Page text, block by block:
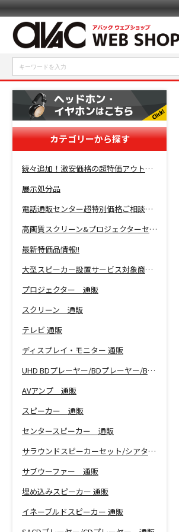
カテゴリーから探す
続々追加！激安価格の超特価アウトレットセール開催！
展示処分品
電話通販センター超特別価格ご相談コーナー！
高画質スクリーン&プロジェクターセット超特価！
最新特価品情報!!
大型スピーカー設置サービス対象商品！
プロジェクター 通販
スクリーン 通販
テレビ 通販
ディスプレイ・モニター 通販
UHD BDプレーヤー/BDプレーヤー/BDレコーダー 通販
AVアンプ 通販
スピーカー 通販
センタースピーカー 通販
サラウンドスピーカーセット/シアターバー 通販
サブウーファー 通販
埋め込みスピーカー 通販
イネーブルドスピーカー 通販